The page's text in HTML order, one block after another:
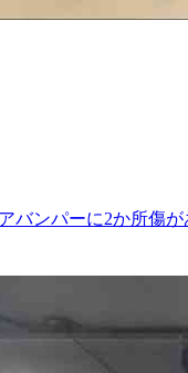
バンパーに2か所傷